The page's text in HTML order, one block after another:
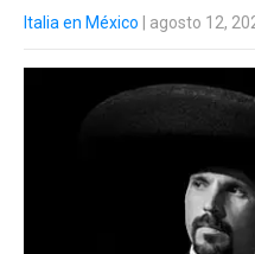
Italia en México | agosto 12,